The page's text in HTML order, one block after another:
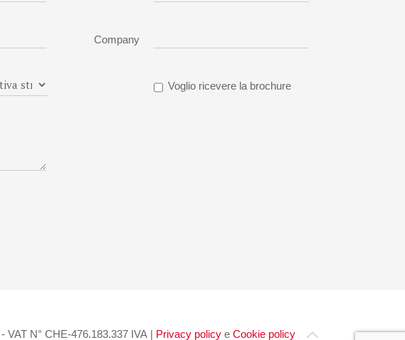
Company
Voglio ricevere la brochure
N° CHE-476.183.337 IVA | Privacy policy e Cookie policy